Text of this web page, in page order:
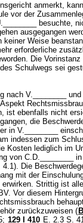
anmerkt,
vor der
besuchte,
ausgegangen
keiner Weise
erforderliche
Die
Schulwegs sei
nach V.________
ist ebenfalls nicht
die
in V.________
indessen zum
Kosten lediglich im
von C.D.________ in
Die
mit der
Strittig ist
. Vor diesem
zurückzuweisen (
; 129 I 410 E. 2.3 S.